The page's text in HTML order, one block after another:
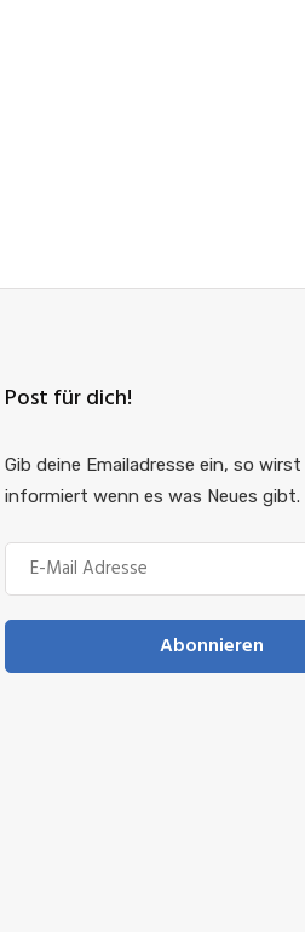
Post für dich!
Gib deine Emailadresse ein, so
informiert wenn es was Neues gibt.
Abonnieren